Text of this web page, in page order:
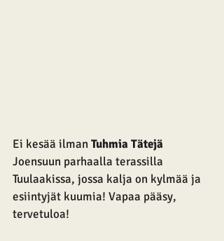
Ei kesää ilman Tuhmia Tätejä
Joensuun parhaalla terassilla
Tuulaakissa, jossa kalja on kylmää ja
esiintyjät kuumia! Vapaa pääsy,
tervetuloa!